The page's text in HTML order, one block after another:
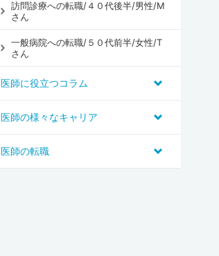
訪問診療への転職/４０代後半/男性/M
さん
一般病院への転職/５０代前半/女性/T
さん
医師に役立つコラム
医師の様々なキャリア
医師の転職